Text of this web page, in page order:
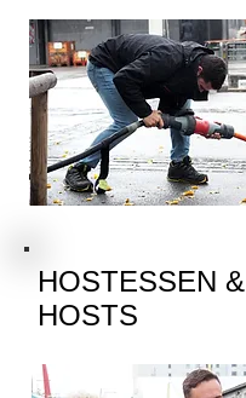
HOSTESSEN &
HOSTS